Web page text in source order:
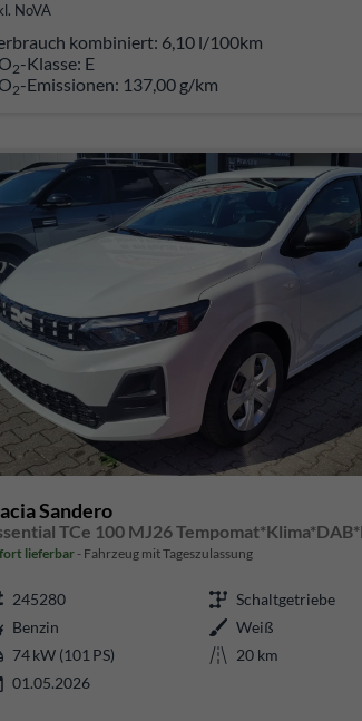
NoVA
kombiniert: 6,10 l/100km
2-Klasse: E
2-Emissionen: 137,00 g/km
Sandero
TCe 100 MJ26
lieferbar Fahrzeug mit Tageszulassung
245280
Schaltgetriebe
Benzin
Weiß
74 kW (101 PS)
20 km
01.05.2026